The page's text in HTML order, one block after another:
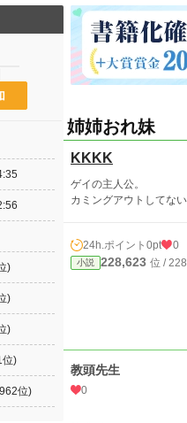
姉姉おれ妹
KKKK
ゲイの主人公。
カミングアウトしてな
24h.ポイント 0pt 0
小説 228,623 位 /
教頭先生
0
)
)
)
位)
位)